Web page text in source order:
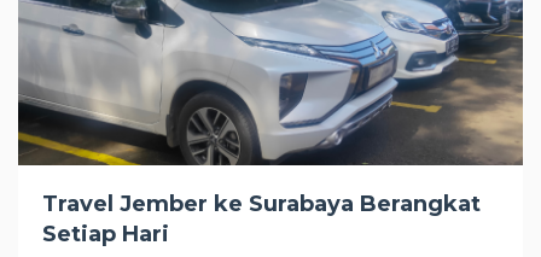
Travel Jember ke Surabaya Berangkat
Setiap Hari